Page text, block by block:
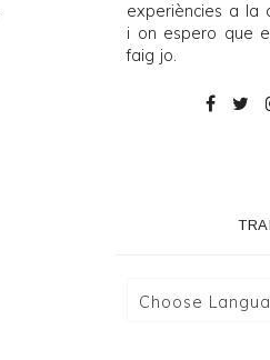
experiències a la
i on espero que
faig jo.